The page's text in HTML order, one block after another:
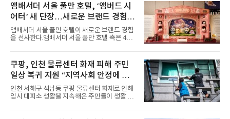
력을 앞세워 매 무대 색다른 볼거리를 선사했다.
특히 화사한 파스텔 톤의 비치웨어부터 청량한
마린룩, 햇살 아래 반짝이는 물결을 연상시키는
스커트, 강렬한 붉은 계열의 스타일링까지 각기
다른 매력을 선보였다. 브브걸은 다채로운 여름
패션을 완벽하게 소화하며 보
앰배서더 서울 풀만 호텔, ‘앰버드 시
어터’ 새 단장…새로운 브랜드 경험 선
사
앰배서더 서울 풀만 호텔이 새로운 브랜드 경험
을 선사한다.앰배서더 서울 풀만 호텔 측은 4일
이야기를 담은 인형 극장 콘셉트의 공간 ‘앰버드
시어터(Ambird Theater)’를 새롭게 선보인
다”고 밝혔다.앰배서더 서울 풀만 호텔은 로비
한편에 마련된 앰버드 존을 통해 앰버드의 세계
관을 소개해왔다. 앰버드 존은 앰버드가 우주여
행 중 수집한 다양한 굿즈를 전시한 '앰버드 플래
닛(Ambird Planet)과 계절별 플라워 연출로 사
쿠팡, 인천 물류센터 화재 피해 주민
일상 복귀 지원 “지역사회 안정에 총
력”
인천 서해구 석남동 쿠팡 물류센터 화재로 인해
임시 대피소 생활을 지속해온 주민들이 생활 터
필먼트서비스(CFS)가 지난 28일부터 화재 피해